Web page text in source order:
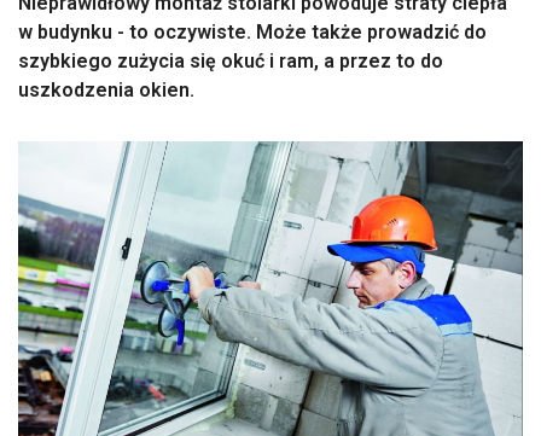
w budynku - to oczywiste. Może także prowadzić do
szybkiego zużycia się okuć i ram, a przez to do
uszkodzenia okien.